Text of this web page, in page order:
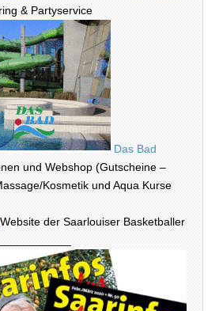
& Partyservice
Das Bad
und Webshop (Gutscheine –
Kosmetik und Aqua Kurse
Website der Saarlouiser Basketballer